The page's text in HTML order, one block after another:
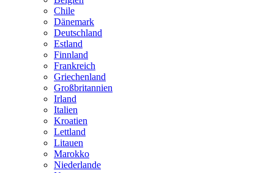
Chile
Dänemark
Deutschland
Estland
Finnland
Frankreich
Griechenland
Großbritannien
Irland
Italien
Kroatien
Lettland
Litauen
Marokko
Niederlande